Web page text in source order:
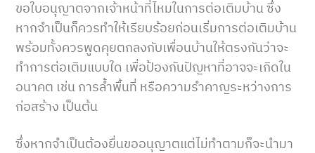
ขอใบอนุญาตจากเจ้าหน้าที่ไหมในการต่อเติมบ้าน ซึ่ง
หากจำเป็นก็ควรทำให้เรียบร้อยก่อนเริ่มการต่อเติมบ้าน
พร้อมทั้งควรพูดคุยตกลงกับเพื่อนบ้านให้ตรงกันว่าจะ
ทำการต่อเติมแบบใด เพื่อป้องกันปัญหาที่อาจจะเกิดใน
อนาคต เช่น การล้ำพื้นที่ หรือความรำคาญระหว่างการ
ก่อสร้าง เป็นต้น
ซึ่งหากจำเป็นต้องยื่นขออนุญาตแต่ไม่ทำตามก็จะนำมา